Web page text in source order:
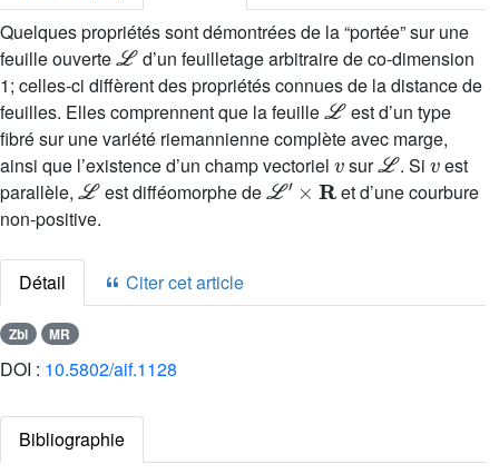
Quelques propriétés sont démontrées de la “portée” sur une
feuille ouverte
ℒ
d’un feuilletage arbitraire de co-dimension
1; celles-ci diffèrent des propriétés connues de la distance de
feuilles. Elles comprennent que la feuille
ℒ
est d’un type
fibré sur une variété riemannienne complète avec marge,
ainsi que l’existence d’un champ vectoriel
v
sur
ℒ
. Si
v
est
parallèle,
ℒ
est difféomorphe de
ℒ′×R
et d’une courbure
non-positive.
Détail Citer cet article
Zbl MR
DOI : 10.5802/aif.1128
Bibliographie